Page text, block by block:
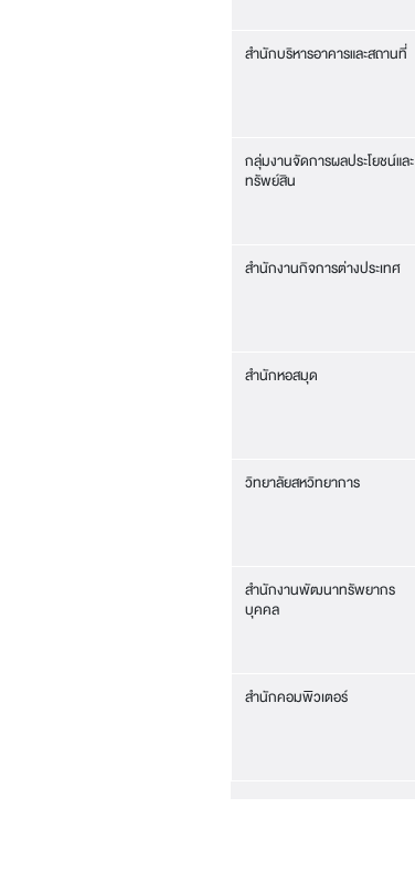
สำนักบริหารอาคารและสถานที่
กลุ่มงานจัดการผลประโยชน์และ
ทรัพย์สิน
สำนักงานกิจการต่างประเทศ
สำนักหอสมุด
วิทยาลัยสหวิทยาการ
สำนักงานพัฒนาทรัพยากร
บุคคล
สำนักคอมพิวเตอร์